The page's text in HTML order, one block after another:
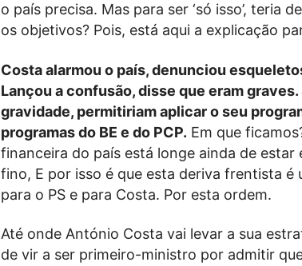
o país precisa. Mas para ser ‘só isso’, teria
os objetivos? Pois, está aqui a explicação
Costa alarmou o país, denunciou
Lançou a confusão, disse que eram
gravidade, permitiriam aplicar o seu
programas do BE e do PCP. Em que
financeira do país está longe ainda de estar
fino, E por isso é que esta deriva frentista é
para o PS e para Costa. Por esta ordem.
Até onde António Costa vai levar a sua
de vir a ser primeiro-ministro por admitir